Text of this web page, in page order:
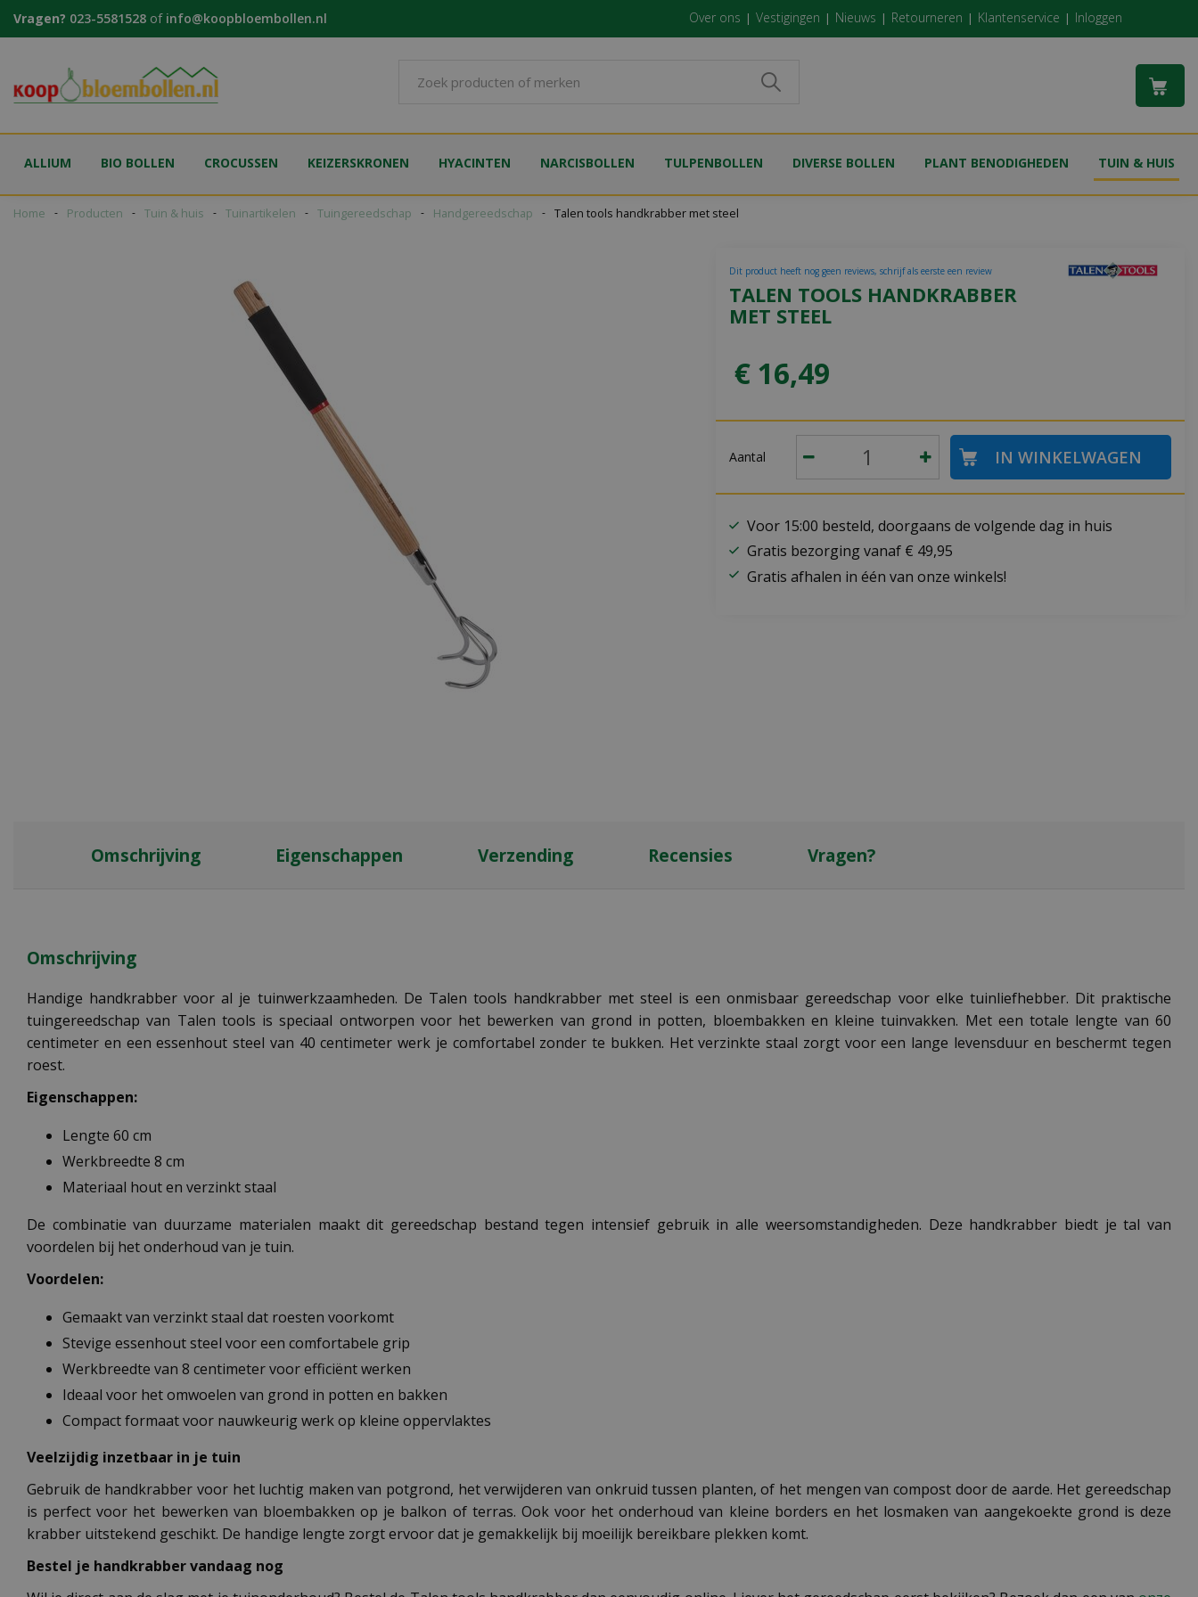
naar
Home Producten Tuin & huis Tuinartikelen Tuingereedschap Handgereedschap Talen tools handkrabber met steel
Vragen? 023-5581528 of info@koopbloembollen.nl Over ons Vestigingen Nieuws Retourneren Klantenservice Inloggen
ALLIUM BIO BOLLEN CROCUSSEN KEIZERSKRONEN HYACINTEN NARCISBOLLEN TULPENBOLLEN DIVERSE BOLLEN PLANT BENODIGHEDEN TUIN & HUIS
TALEN TOOLS HANDKRABBER
MET STEEL
Dit product heeft nog geen reviews, schrijf als eerste een review
€ 16,49
Aantal
Voor 15:00 besteld, doorgaans de volgende dag in huis
Gratis bezorging vanaf € 49,95
Gratis afhalen in één van onze winkels!
Omschrijving Eigenschappen Verzending Recensies Vragen?
Omschrijving
Handige handkrabber voor al je tuinwerkzaamheden. De Talen tools handkrabber met steel is een onmisbaar gereedschap voor elke tuinliefhebber. Dit praktische
tuingereedschap van Talen tools is speciaal ontworpen voor het bewerken van grond in potten, bloembakken en kleine tuinvakken. Met een totale lengte van 60
centimeter en een essenhout steel van 40 centimeter werk je comfortabel zonder te bukken. Het verzinkte staal zorgt voor een lange levensduur en beschermt tegen
roest.
Eigenschappen:
Lengte 60 cm
Werkbreedte 8 cm
Materiaal hout en verzinkt staal
De combinatie van duurzame materialen maakt dit gereedschap bestand tegen intensief gebruik in alle weersomstandigheden. Deze handkrabber biedt je tal van
voordelen bij het onderhoud van je tuin.
Voordelen:
Gemaakt van verzinkt staal dat roesten voorkomt
Stevige essenhout steel voor een comfortabele grip
Werkbreedte van 8 centimeter voor efficiënt werken
Ideaal voor het omwoelen van grond in potten en bakken
Compact formaat voor nauwkeurig werk op kleine oppervlaktes
Veelzijdig inzetbaar in je tuin
Gebruik de handkrabber voor het luchtig maken van potgrond, het verwijderen van onkruid tussen planten, of het mengen van compost door de aarde. Het gereedschap
is perfect voor het bewerken van bloembakken op je balkon of terras. Ook voor het onderhoud van kleine borders en het losmaken van aangekoekte grond is deze
krabber uitstekend geschikt. De handige lengte zorgt ervoor dat je gemakkelijk bij moeilijk bereikbare plekken komt.
Bestel je handkrabber vandaag nog